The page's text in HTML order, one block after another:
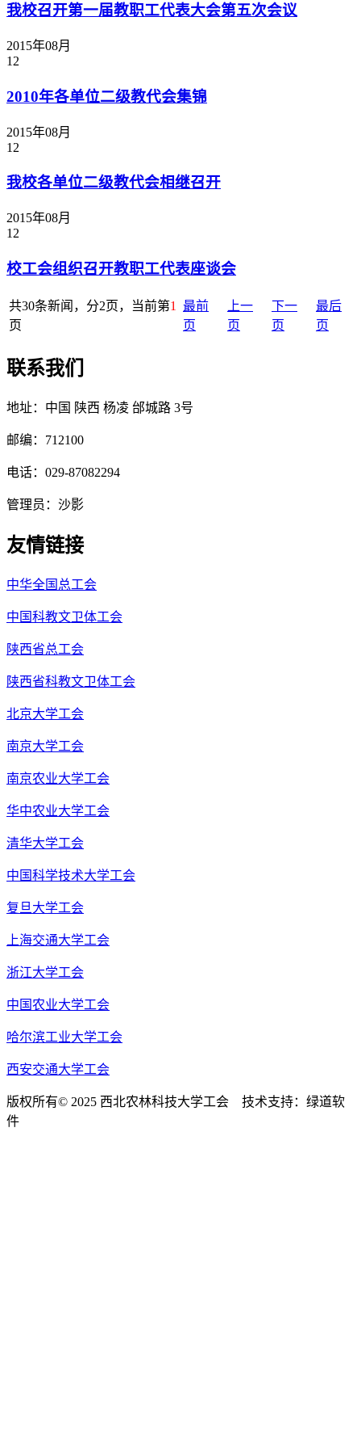
我校召开第一届教职工代表大会第五次会议
2015年08月
12
2010年各单位二级教代会集锦
2015年08月
12
我校各单位二级教代会相继召开
2015年08月
12
校工会组织召开教职工代表座谈会
共30条新闻，分2页，当前第1
页
最前
页
上一
页
下一
页
最后
页
联系我们
地址：中国 陕西 杨凌 邰城路 3号
邮编：712100
电话：029-87082294
管理员：沙影
友情链接
中华全国总工会
中国科教文卫体工会
陕西省总工会
陕西省科教文卫体工会
北京大学工会
南京大学工会
南京农业大学工会
华中农业大学工会
清华大学工会
中国科学技术大学工会
复旦大学工会
上海交通大学工会
浙江大学工会
中国农业大学工会
哈尔滨工业大学工会
西安交通大学工会
版权所有© 2025 西北农林科技大学工会 技术支持：绿道软
件